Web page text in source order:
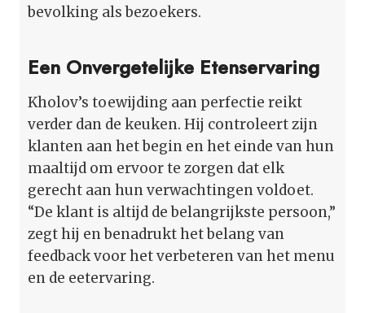
bevolking als bezoekers.
Een Onvergetelijke Etenservaring
Kholov’s toewijding aan perfectie reikt
verder dan de keuken. Hij controleert zijn
klanten aan het begin en het einde van hun
maaltijd om ervoor te zorgen dat elk
gerecht aan hun verwachtingen voldoet.
“De klant is altijd de belangrijkste persoon,”
zegt hij en benadrukt het belang van
feedback voor het verbeteren van het menu
en de eetervaring.